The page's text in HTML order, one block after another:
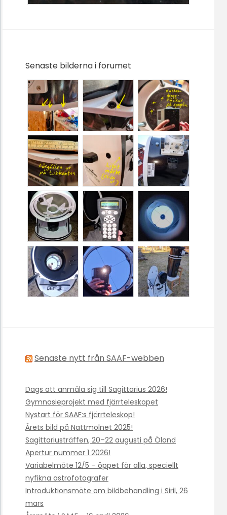
Senaste bilderna i forumet
Senaste nytt från SAAF-webben
Dags att anmäla sig till Sagittarius 2026!
Gymnasieprojekt med fjärrteleskopet
Nystart för SAAF:s fjärrteleskop!
Årets bild på Nattmolnet 2025!
Sagittariusträffen, 20–22 augusti på Öland
Apertur nummer 1 2026!
Variabelmöte 12/5 – öppet för alla, speciellt
nyfikna astrofotografer
Introduktionsmöte om bildbehandling i Siril, 26
mars